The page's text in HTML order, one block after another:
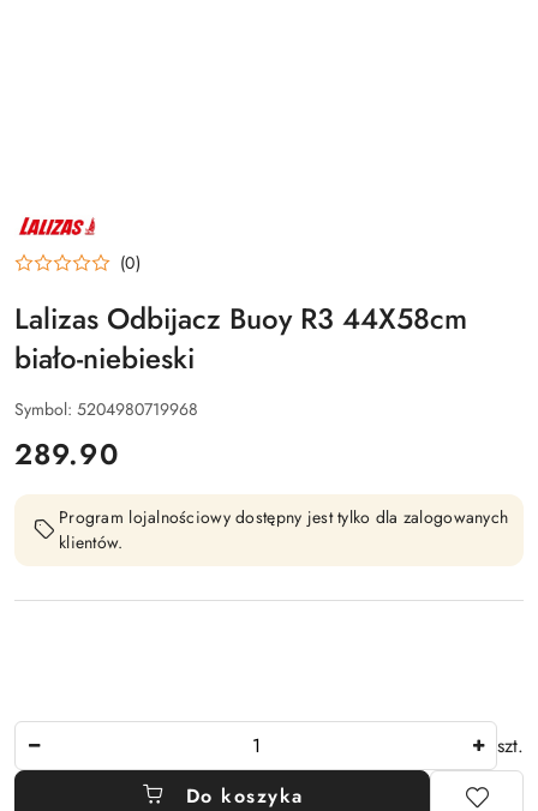
NAZWA
PRODUCENTA:
LALIZAS (0)
Lalizas Odbijacz Buoy R3 44X58cm
biało-niebieski
Symbol: 5204980719968
cena:
289.90
Program lojalnościowy dostępny jest tylko dla zalogowanych
klientów.
szt.
Do koszyka